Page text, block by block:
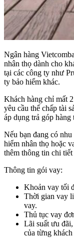
Ngân hàng
nhân thọ dành cho
tại các công ty như
ty bảo hiểm khác.
Khách hàng chỉ mất
yêu cầu thế chấp tài
áp dụng trả góp
Nếu bạn đang có
hiểm nhân thọ hoặc
thêm thông tin chi
Thông tin gói vay:
Khoản vay tối
Thời gian vay
vay.
Thủ tục vay
Lãi suất ưu
của từng khách